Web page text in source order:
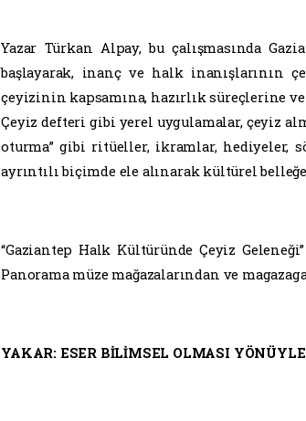
Yazar Türkan Alpay, bu çalışmasında
başlayarak, inanç ve halk inanışlarının
çeyizinin kapsamına, hazırlık süreçlerine
Çeyiz defteri gibi yerel uygulamalar, çeyiz
oturma” gibi ritüeller, ikramlar, hediyeler,
ayrıntılı biçimde ele alınarak kültürel
“Gaziantep Halk Kültüründe Çeyiz
Panorama müze mağazalarından ve
YAKAR: ESER BİLİMSEL OLMASI